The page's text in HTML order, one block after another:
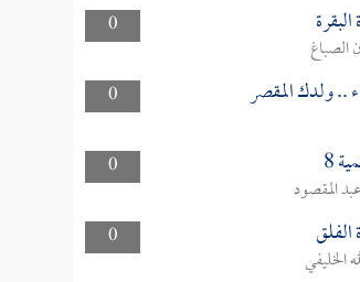
0
الصباغ
0
.. ولدك المقصر
0
8
المقصود
0
الخليفي